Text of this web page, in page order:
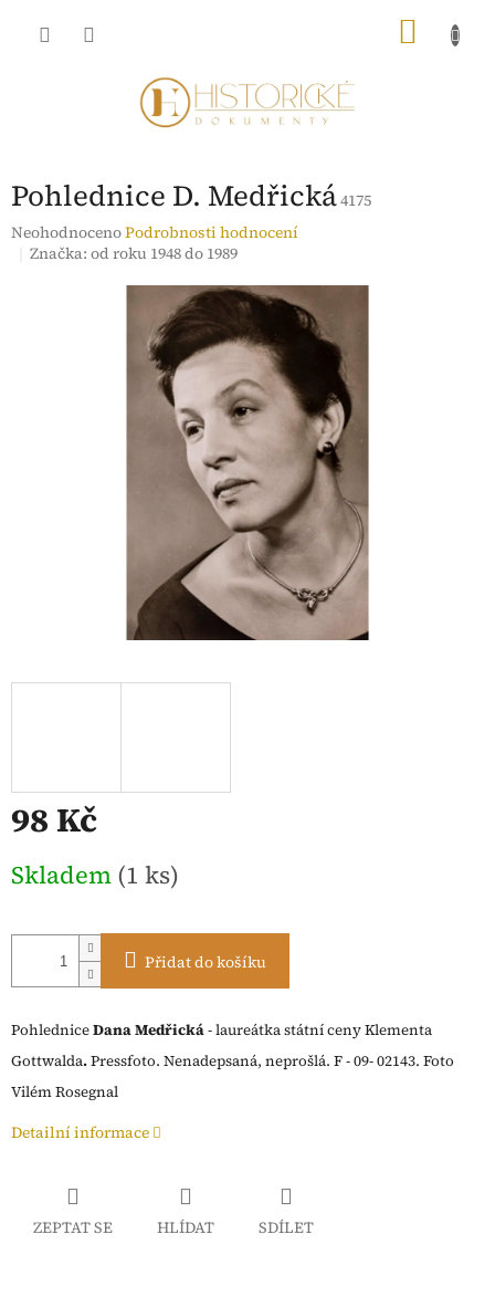
Pohlednice D. Medřická4175
Průměrné
hodnocení
NeohodnocenoPodrobnosti hodnocení
Značka:od roku 1948 do 1989
98 Kč
cena:
Skladem (1 ks)
Přidat do košíku
PohledniceDana Medřická- laureátka státní ceny Klementa
Gottwalda.Pressfoto. Nenadepsaná, neprošlá. F - 09- 02143. Foto
Vilém Rosegnal
Detailní informace
ZEPTAT SE HLÍDAT SDÍLET